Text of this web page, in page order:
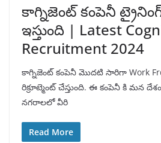
కాగ్నిజెంట్ కంపెనీ
ఇస్తుంది | Latest
Recruitment 2024
కాగ్నిజెంట్ కంపెనీ మొదటి సారిగా Work
రిక్రూట్మెంట్ చేస్తుంది. ఈ కంపెనీ కి మన
నగరాలలో వీరి
Read More